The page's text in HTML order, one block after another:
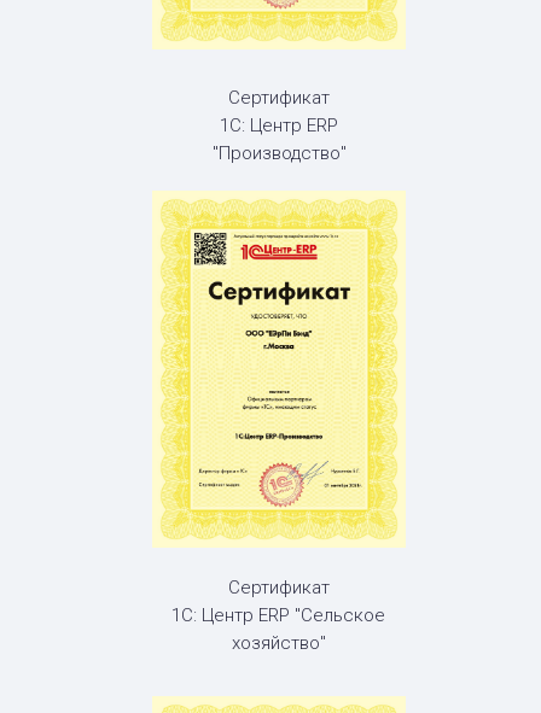
Сертификат
1С: Центр ERP
"Производство"
Сертификат
1С: Центр ERP "Сельское
хозяйство"